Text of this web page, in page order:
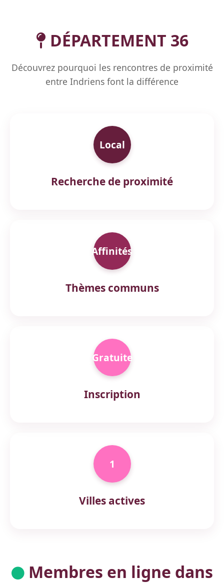
DÉPARTEMENT 36
Découvrez pourquoi les rencontres de proximité
entre Indriens font la différence
Local
Recherche de proximité
Affinités
Thèmes communs
Gratuite
Inscription
1
Villes actives
Membres en ligne dans